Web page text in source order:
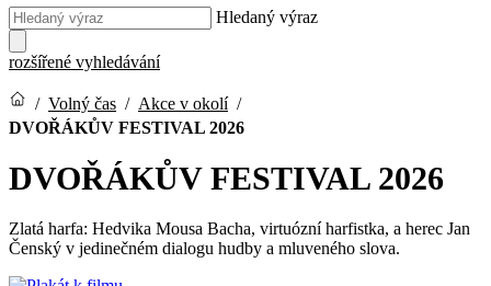
Hledaný výraz
rozšířené vyhledávání
/ Volný čas / Akce v okolí /
DVOŘÁKŮV FESTIVAL 2026
DVOŘÁKŮV FESTIVAL 2026
Zlatá harfa: Hedvika Mousa Bacha, virtuózní harfistka, a herec Jan
Čenský v jedinečném dialogu hudby a mluveného slova.